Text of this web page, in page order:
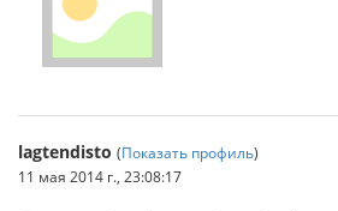
lagtendisto (Показать профиль)
11 мая 2014 г., 23:08:17